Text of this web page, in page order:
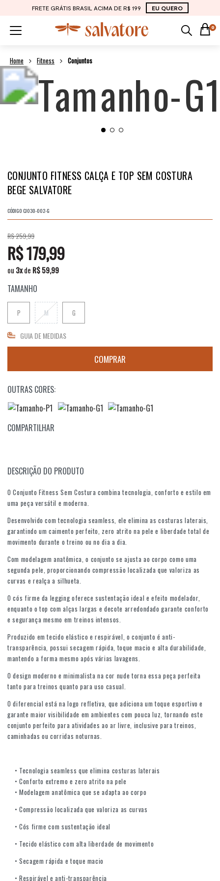
FRETE GRÁTIS BRASIL ACIMA DE R$ 199 EU QUERO
0
Fitness Conjuntos
CONJUNTO FITNESS CALÇA E TOP SEM COSTURA
BEGE SALVATORE
CÓDIGO CJ030-002-G
R$ 259,99
R$ 179,99
ou 3xde R$ 59,99
TAMANHO
P M G
GUIA DE MEDIDAS
OUTRAS CORES:
COMPARTILHAR
DESCRIÇÃO DO PRODUTO
O Conjunto Fitness Sem Costura combina tecnologia, conforto e estilo em
uma peça versátil e moderna.
Desenvolvido com tecnologia seamless, ele elimina as costuras laterais,
garantindo um caimento perfeito, zero atrito na pele e liberdade total de
movimento durante o treino ou no dia a dia.
Com modelagem anatômica, o conjunto se ajusta ao corpo como uma
segunda pele, proporcionando compressão localizada que valoriza as
curvas e realça a silhueta.
O cós firme da legging oferece sustentação ideal e efeito modelador,
enquanto o top com alças largas e decote arredondado garante conforto
e segurança mesmo em treinos intensos.
Produzido em tecido elástico e respirável, o conjunto é anti-
transparência, possui secagem rápida, toque macio e alta durabilidade,
mantendo a forma mesmo após várias lavagens.
O design moderno e minimalista na cor nude torna essa peça perfeita
tanto para treinos quanto para uso casual.
O diferencial está na logo refletiva, que adiciona um toque esportivo e
garante maior visibilidade em ambientes com pouca luz, tornando este
conjunto perfeito para atividades ao ar livre, inclusive para treinos,
caminhadas ou corridas noturnas.
• Tecnologia seamless que elimina costuras laterais
• Conforto extremo e zero atrito na pele
• Modelagem anatômica que se adapta ao corpo
• Compressão localizada que valoriza as curvas
• Cós firme com sustentação ideal
• Tecido elástico com alta liberdade de movimento
• Secagem rápida e toque macio
• Respirável e anti-transparência